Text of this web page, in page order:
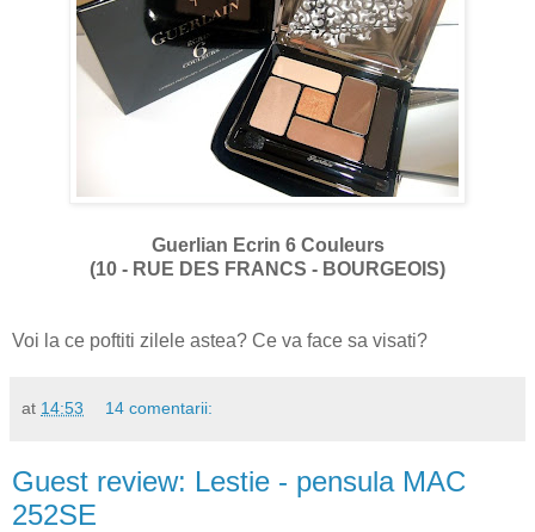
Guerlian Ecrin 6 Couleurs
(10 - RUE DES FRANCS - BOURGEOIS)
Voi la ce poftiti zilele astea? Ce va face sa visati?
at 14:53 14 comentarii:
Guest review: Lestie - pensula MAC
252SE